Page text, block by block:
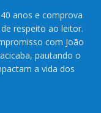
anos e comprova
respeito ao leitor.
com João
pautando o
a vida dos